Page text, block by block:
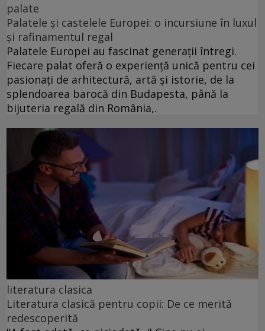
palate
Palatele și castelele Europei: o incursiune în luxul
și rafinamentul regal
Palatele Europei au fascinat generații întregi.
Fiecare palat oferă o experiență unică pentru cei
pasionați de arhitectură, artă și istorie, de la
splendoarea barocă din Budapesta, până la
bijuteria regală din România,.
literatura clasica
Literatura clasică pentru copii: De ce merită
redescoperită